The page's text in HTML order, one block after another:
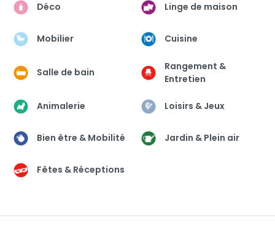
Déco Linge de maison
Mobilier Cuisine
Salle de bain
Rangement &
Entretien
Animalerie Loisirs & Jeux
Bien être & Mobilité Jardin & Plein air
Fêtes & Réceptions